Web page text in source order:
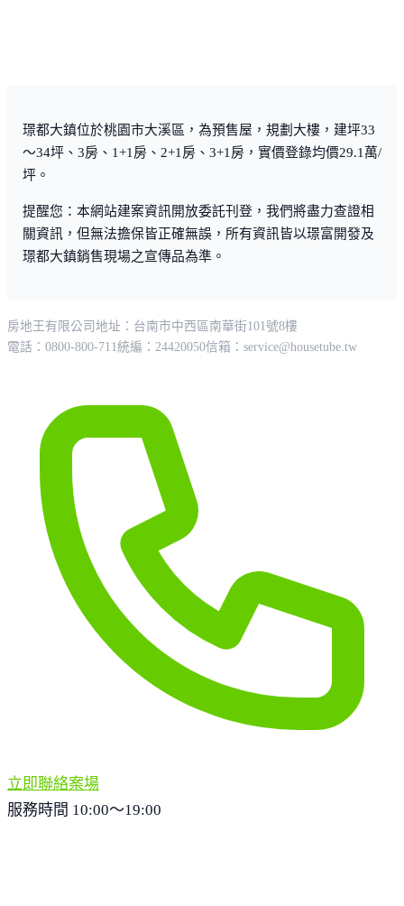
璟都大鎮位於桃園市大溪區，為預售屋，規劃大樓，建坪33
～34坪、3房、1+1房、2+1房、3+1房，實價登錄均價29.1萬/
坪。
提醒您：本網站建案資訊開放委託刊登，我們將盡力查證相
關資訊，但無法擔保皆正確無誤，所有資訊皆以璟富開發及
璟都大鎮銷售現場之宣傳品為準。
房地王有限公司 地址：台南市中西區南華街101號8樓
電話：0800-800-711統編：24420050信箱： service@housetube.tw
立即聯絡案場
服務時間 10:00～19:00